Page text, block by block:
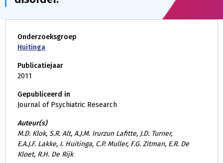
Onderzoeksgroep
Huitinga
Publicatiejaar
2011
Gepubliceerd in
Journal of Psychiatric Research
Auteur(s)
M.D. Klok, S.R. Alt, A.J.M. Irurzun Lafitte, J.D. Turner,
E.A.J.F. Lakke, I. Huitinga, C.P. Muller, F.G. Zitman, E.R. De
Kloet, R.H. De Rijk